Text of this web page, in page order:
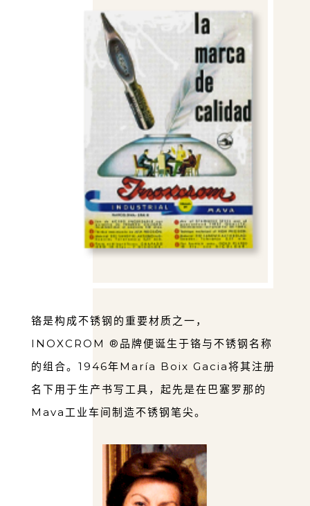
铬是构成不锈钢的重要材质之⼀，
INOXCROM ®品牌便诞⽣于铬与不锈钢名称
的组合。1946年María Boix Gacia将其注册
名下⽤于⽣产书写⼯具，起先是在巴塞罗那的
Mava⼯业⻋间制造不锈钢笔尖。